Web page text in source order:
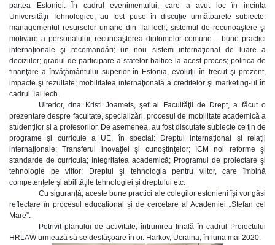
partea Estoniei. În cadrul evenimentului, care a avut loc în incinta
Universităţii Tehnologice, au fost puse în discuţie următoarele subiecte:
managementul resurselor umane din TalTech; sistemul de recunoaştere şi
motivare a personalului; recunoaşterea diplomelor comune – bune practici
internaţionale şi recomandări; un nou sistem internaţional de luare a
deciziilor; gradul de participare a statelor baltice la acest proces; politica de
finanţare a învăţământului superior în Estonia, evoluţii în trecut şi prezent,
impacte şi rezultate; mobilitatea internaţională a creditelor şi marketing-ul în
cadrul TalTech.
Ulterior, dna Kristi Joamets, şef al Facultăţii de Drept, a făcut o
prezentare despre facultate, specializări, procesul de mobilitate academică a
studenţilor şi a profesorilor. De asemenea, au fost discutate subiecte ce ţin de
programe şi curricule a UE, în special: Dreptul internaţional şi relaţii
internaţionale; Transferul inovaţiei şi cunoştinţelor; ICM noi reforme şi
standarde de curricula; Integritatea academică; Programul de proiectare şi
tehnologie pe viitor; Dreptul şi tehnologia pentru viitor, care îmbină
competenţele şi abilităţile tehnologiei şi dreptului etc.
Cu siguranță, aceste bune practici ale colegilor estonieni își vor găsi
reflectare în procesul educațional și de cercetare al Academiei „Ștefan cel
Mare”.
Potrivit planului de activitate, întrunirea finală în cadrul Proiectului
HRLAW urmează să se desfăşoare în or. Harkov, Ucraina, în luna mai 2020.